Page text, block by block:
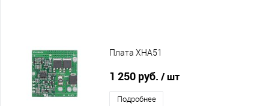
Плата XHA51
1 250 руб. / шт
Подробнее